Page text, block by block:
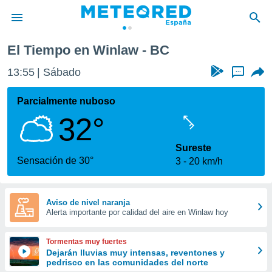
de
por
se
calidad.
a este
las
y
forma
digital
basada
El Tiempo en Winlaw - BC
13:55 Sábado ...
Parcialmente nuboso
32°
Sensación de 30°
Sureste
3
20 km/h
Aviso de nivel naranja
Alerta importante por calidad del aire en Winlaw hoy
Tormentas muy fuertes
Dejarán lluvias muy intensas, reventones y
pedrisco en las comunidades del norte